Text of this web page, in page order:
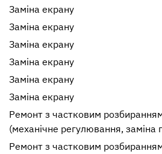
Заміна екрану
Заміна екрану
Заміна екрану
Заміна екрану
Заміна екрану
Заміна екрану
Ремонт з частковим
(механічне регулювання, заміна
Ремонт з частковим